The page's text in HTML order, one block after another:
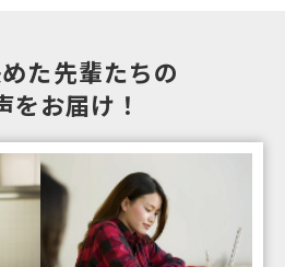
た先輩たちの
をお届け！